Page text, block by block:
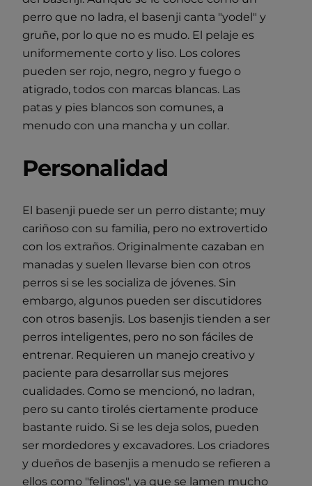
perro que no ladra, el basenji canta "yodel" y
gruñe, por lo que no es mudo. El pelaje es
uniformemente corto y liso. Los colores
pueden ser rojo, negro, negro y fuego o
atigrado, todos con marcas blancas. Las
patas y pies blancos son comunes, a
menudo con una mancha y un collar.
Personalidad
El basenji puede ser un perro distante; muy
cariñoso con su familia, pero no extrovertido
con los extraños. Originalmente cazaban en
manadas y suelen llevarse bien con otros
perros si se les socializa de jóvenes. Sin
embargo, algunos pueden ser discutidores
con otros basenjis. Los basenjis tienden a ser
perros inteligentes, pero no son fáciles de
entrenar. Requieren un manejo creativo y
paciente para desarrollar sus mejores
cualidades. Como se mencionó, no ladran,
pero su canto tirolés ciertamente produce
bastante ruido. Si se les deja solos, pueden
ser mordedores y excavadores. Los criadores
y dueños de basenjis a menudo se refieren a
ellos como "felinos", ya que se lamen mucho